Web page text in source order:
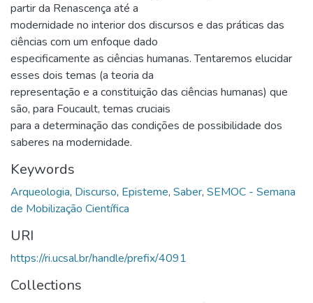
partir da Renascença até a
modernidade no interior dos discursos e das práticas das
ciências com um enfoque dado
especificamente as ciências humanas. Tentaremos elucidar
esses dois temas (a teoria da
representação e a constituição das ciências humanas) que
são, para Foucault, temas cruciais
para a determinação das condições de possibilidade dos
saberes na modernidade.
Keywords
Arqueologia, Discurso, Episteme, Saber, SEMOC - Semana
de Mobilização Científica
URI
https://ri.ucsal.br/handle/prefix/4091
Collections